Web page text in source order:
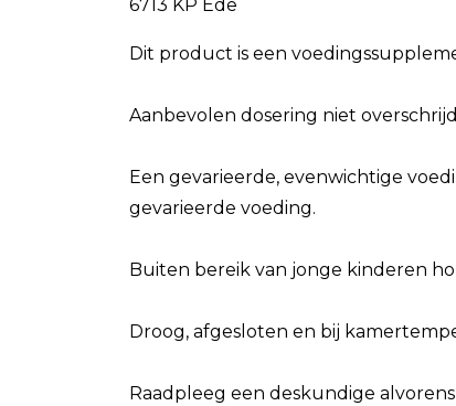
6713 KP Ede
Dit product is een
Aanbevolen dosering niet
Een gevarieerde, evenwichtige
gevarieerde voeding.
Buiten bereik van jonge kinderen
Droog, afgesloten en bij
Raadpleeg een deskundige